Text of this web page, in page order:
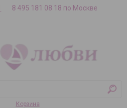
8 495 181 08 18 по Москве
Корзина